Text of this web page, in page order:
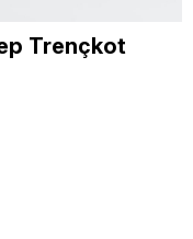
Trençkot